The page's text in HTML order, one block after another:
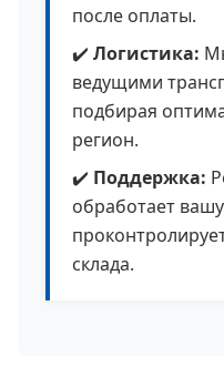
после оплаты.
✔️ Логистика:
ведущими
подбирая
регион.
✔️ Поддержка:
обработает
склада.